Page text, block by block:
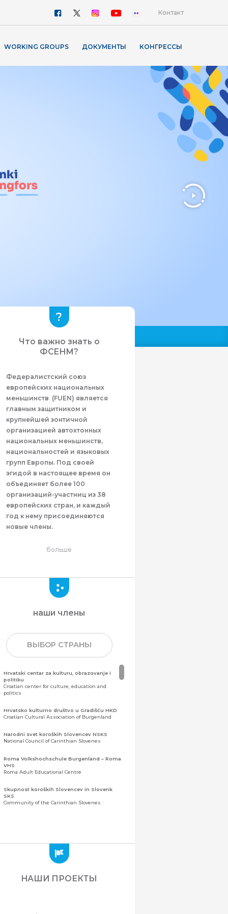
Контакт
WORKING GROUPS ДОКУМЕНТЫ КОНГРЕССЫ
Что важно знать о
ФСЕНМ?
Федералистcкий союз
европейских национальных
меньшинств (FUEN) является
главным защитником и
крупнейшей зонтичной
организацией автохтонных
национальных меньшинств,
национальностей и языковых
групп Европы. Под своей
эгидой в настоящее время он
объединяет более 100
организаций-участниц из 38
европейских стран, и каждый
год к нему присоединяются
новые члены.
больше
наши члены
ВЫБОР СТРАНЫ
Hrvatski centar za kulturu, obrazovanje i
politiku
Croatian center for culture, education and
politics
Hrvatsko kulturno društvo u Gradišću HKD
Croatian Cultural Association of Burgenland
Narodni svet koroških Slovencev NSKS
National Council of Carinthian Slovenes
Roma Volkshochschule Burgenland – Roma
VHS
Roma Adult Educational Centre
Skupnost koroških Slovencev in Slovenk
SKS
Community of the Carinthian Slovenes
Zajednica Crnogoraca u Albaniji “ZCGA” -
ElbasanНАШИ ПРОЕКТЫ